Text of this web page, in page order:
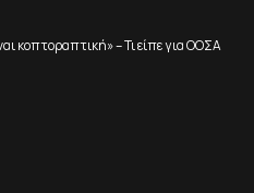
κοπτοραπτική» – Τι είπε για ΟΟΣΑ